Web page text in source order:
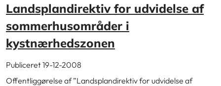
Landsplandirektiv for udvidelse af
sommerhusområder i
kystnærhedszonen
Publiceret 19-12-2008
Offentliggørelse af ”Landsplandirektiv for udvidelse af